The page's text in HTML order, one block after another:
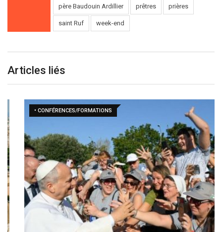
père Baudouin Ardillier prêtres prières
saint Ruf week-end
Articles liés
• CONFÉRENCES/FORMATIONS